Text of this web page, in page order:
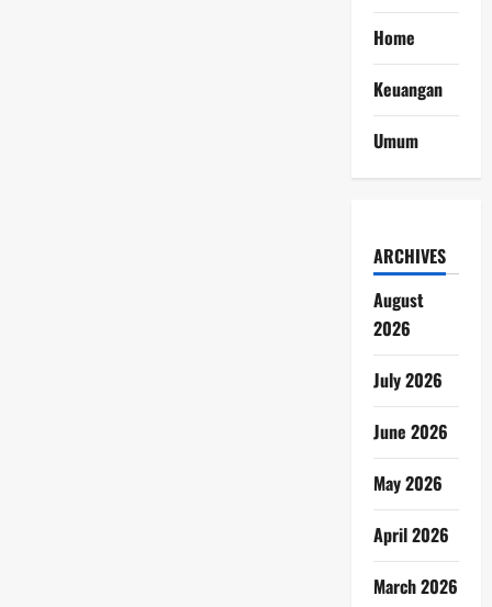
Home
Keuangan
Umum
ARCHIVES
August
2026
July 2026
June 2026
May 2026
April 2026
March 2026